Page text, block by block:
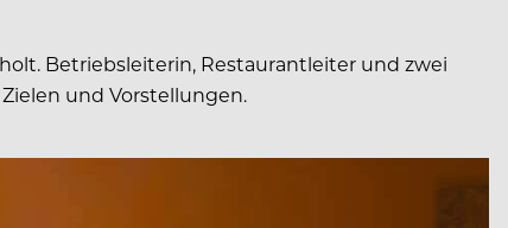
Betriebsleiterin, Restaurantleiter und zwei
und Vorstellungen.